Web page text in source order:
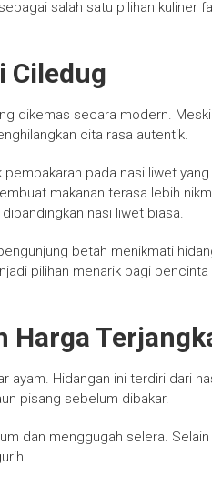
salah satu pilihan kuliner
Ciledug
dikemas secara modern.
cita rasa autentik.
pada nasi liwet
makanan terasa lebih
nasi liwet biasa.
betah menikmati
pilihan menarik bagi pencinta
Harga
ayam. Hidangan ini terdiri dari
pisang sebelum dibakar.
dan menggugah selera.